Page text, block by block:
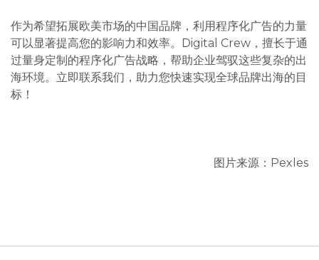
作为希望拓展欧美市场的中国品牌，利用程序化广告的力量
可以显著提高您的影响力和效率。Digital Crew，擅长于通
过量身定制的程序化广告战略，帮助企业驾驭这些复杂的出
海环境。立即联系我们，助力您快速实现全球品牌出海的目
标！
图片来源：Pexles